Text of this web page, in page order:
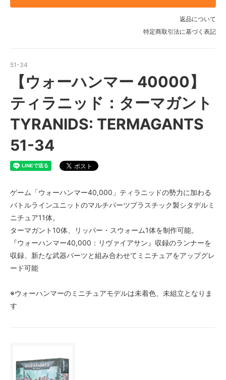
返品について
特定商取引法に基づく表記
51-34
【ウォーハンマー 40000】
ティラニッド：ターマガント
TYRANIDS: TERMAGANTS
51-34
ゲーム「ウォーハンマー40,000」ティラニッドの勢力に加わる
バトルラインユニットのマルチパーツプラスチック製シタデルミ
ニチュア11体。
ターマガント10体、リッパー・スウォーム1体を制作可能。
『ウォーハンマー40,000：リヴァイアサン』収録のランナーを
収録、新たな武器パーツと組み合わせてミニチュアをアップグレ
ード可能
※ウォーハンマーのミニチュアモデルは未着色、未組立となりま
す